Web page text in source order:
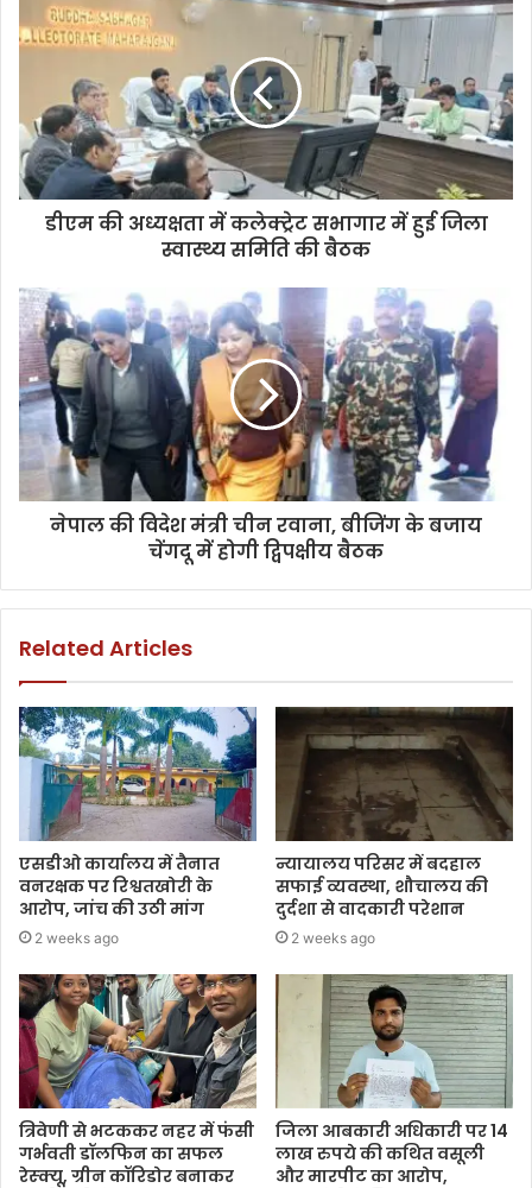
डीएम की अध्यक्षता में कलेक्ट्रेट सभागार में हुई जिला
स्वास्थ्य समिति की बैठक
नेपाल की विदेश मंत्री चीन रवाना, बीजिंग के बजाय
चेंगदू में होगी द्विपक्षीय बैठक
Related Articles
एसडीओ कार्यालय में तैनात
वनरक्षक पर रिश्वतखोरी के
आरोप, जांच की उठी मांग
2 weeks ago
न्यायालय परिसर में बदहाल
सफाई व्यवस्था, शौचालय की
दुर्दशा से वादकारी परेशान
2 weeks ago
त्रिवेणी से भटककर नहर में फंसी
गर्भवती डॉलफिन का सफल
रेस्क्यू, ग्रीन कॉरिडोर बनाकर
जिला आबकारी अधिकारी पर 14
लाख रुपये की कथित वसूली
और मारपीट का आरोप,